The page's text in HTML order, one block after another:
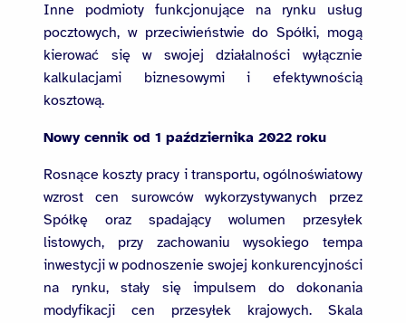
Inne podmioty funkcjonujące na rynku usług
pocztowych, w przeciwieństwie do Spółki, mogą
kierować się w swojej działalności wyłącznie
kalkulacjami biznesowymi i efektywnością
kosztową.
Nowy cennik od 1 października 2022 roku
Rosnące koszty pracy i transportu, ogólnoświatowy
wzrost cen surowców wykorzystywanych przez
Spółkę oraz spadający wolumen przesyłek
listowych, przy zachowaniu wysokiego tempa
inwestycji w podnoszenie swojej konkurencyjności
na rynku, stały się impulsem do dokonania
modyfikacji cen przesyłek krajowych. Skala